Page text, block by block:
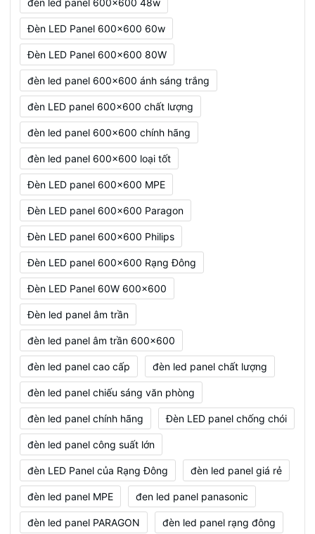
Đèn LED Panel 600x600 60w
Đèn LED Panel 600x600 80W
đèn led panel 600x600 ánh sáng trắng
đèn LED panel 600x600 chất lượng
đèn led panel 600x600 chính hãng
đèn led panel 600x600 loại tốt
Đèn LED panel 600x600 MPE
Đèn LED panel 600x600 Paragon
Đèn LED panel 600x600 Philips
Đèn LED panel 600x600 Rạng Đông
Đèn LED Panel 60W 600x600
Đèn led panel âm trần
đèn led panel âm trần 600x600
đèn led panel cao cấp đèn led panel chất lượng
đèn led panel chiếu sáng văn phòng
đèn led panel chính hãng Đèn LED panel chống chói
đèn led panel công suất lớn
đèn LED Panel của Rạng Đông đèn led panel giá rẻ
đèn led panel MPE đen led panel panasonic
đèn led panel PARAGON đèn led panel rạng đông